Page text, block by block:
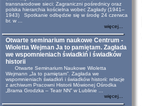
transnarodowe sieci: Zagraniczni pośrednicy oraz
polska hierarchia kościelna wobec Zagłady (1941–
1943) Spotkanie odbędzie się w środę 24 czerwca
br. w ...
więcej...
Otwarte seminarium naukowe Centrum -
Wioletta Wejman Ja to pamiętam. Zagłada
we wspomnieniach świadkiń i świadków
historii
Otwarte Seminarium Naukowe Wioletta
Wejmann „Ja to pamiętam”. Zagłada we
wspomnieniach świadkiń i świadków historii: relacje
z archiwum Pracowni Historii Mówionej Ośrodka
„Brama Grodzka – Teatr NN” w Lublinie ...
więcej...